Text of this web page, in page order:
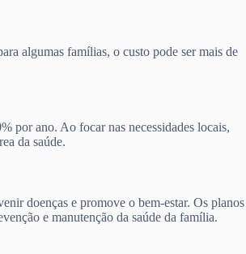
algumas famílias, o custo pode ser mais de
por ano. Ao focar nas necessidades locais,
da saúde.
doenças e promove o bem-estar. Os planos
e manutenção da saúde da família.